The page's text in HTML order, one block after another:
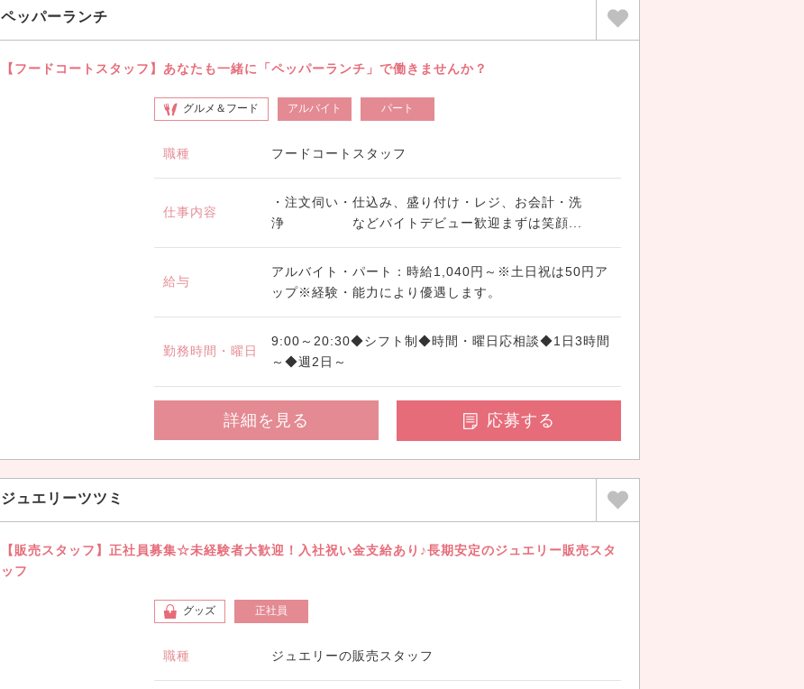
ペッパーランチ
【フードコートスタッフ】あなたも一緒に「ペッパーランチ」で働きませんか？
グルメ＆フード アルバイト パート
職種 フードコートスタッフ
仕事内容
・注文伺い・仕込み、盛り付け・レジ、お会計・洗
浄 などバイトデビュー歓迎まずは笑顔...
給与
アルバイト・パート：時給1,040円～※土日祝は50円ア
ップ※経験・能力により優遇します。
勤務時間・曜日
9:00～20:30◆シフト制◆時間・曜日応相談◆1日3時間
～◆週2日～
詳細を見る 応募する
ジュエリーツツミ
【販売スタッフ】正社員募集☆未経験者大歓迎！入社祝い金支給あり♪長期安定のジュエリー販売スタ
ッフ
グッズ 正社員
職種 ジュエリーの販売スタッフ